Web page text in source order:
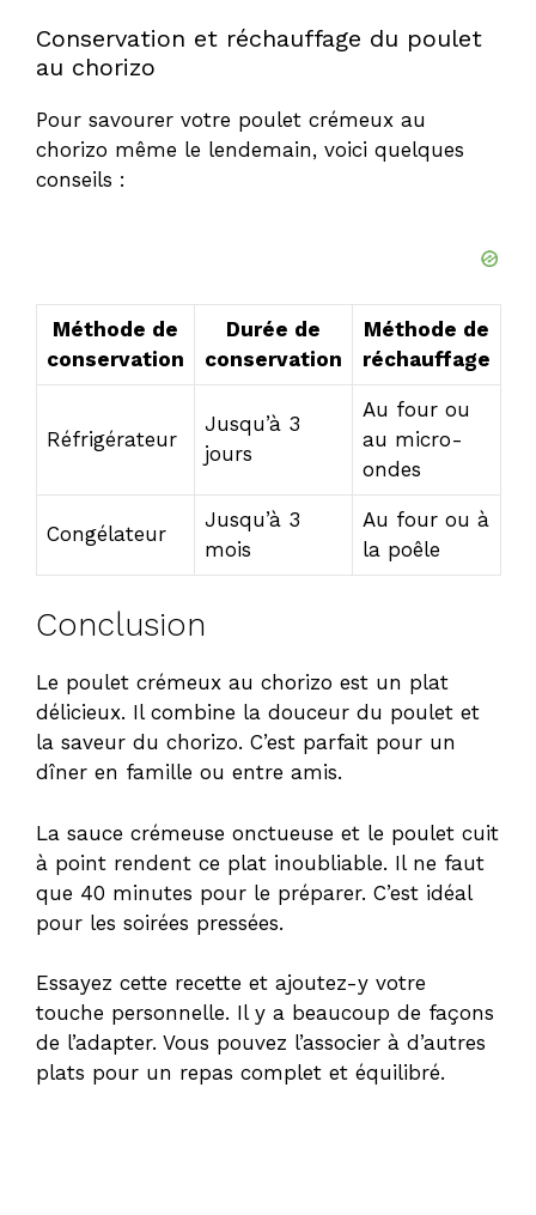
Conservation et réchauffage du poulet
au chorizo
Pour savourer votre poulet crémeux au
chorizo même le lendemain, voici quelques
conseils :
Méthode de
conservation
Durée de
conservation
Méthode de
réchauffage
Réfrigérateur
Jusqu’à 3
jours
Au four ou
au micro-
ondes
Congélateur
Jusqu’à 3
mois
Au four ou à
la poêle
Conclusion
Le poulet crémeux au chorizo est un plat
délicieux. Il combine la douceur du poulet et
la saveur du chorizo. C’est parfait pour un
dîner en famille ou entre amis.
La sauce crémeuse onctueuse et le poulet cuit
à point rendent ce plat inoubliable. Il ne faut
que 40 minutes pour le préparer. C’est idéal
pour les soirées pressées.
Essayez cette recette et ajoutez-y votre
touche personnelle. Il y a beaucoup de façons
de l’adapter. Vous pouvez l’associer à d’autres
plats pour un repas complet et équilibré.